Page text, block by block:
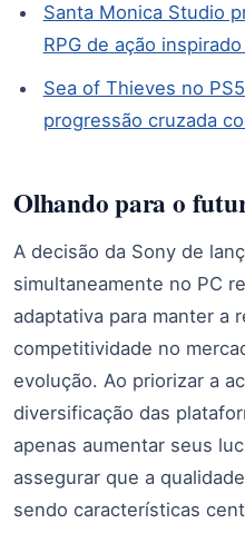
Santa Monica Studio
RPG de ação
Sea of Thieves no
progressão cruzada
Olhando para o
A decisão da Sony de
simultaneamente no PC
adaptativa para manter a
competitividade no
evolução. Ao priorizar a
diversificação das
apenas aumentar seus
assegurar que a
sendo características